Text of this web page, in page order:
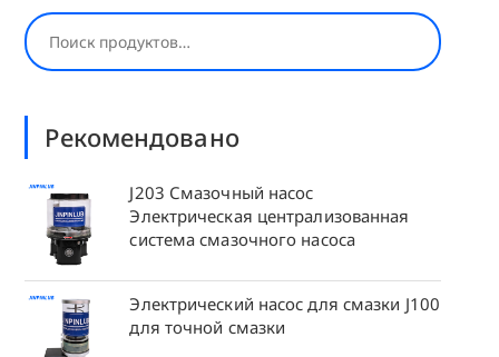
Поиск
Рекомендовано
J203 Смазочный насос
Электрическая централизованная
система смазочного насоса
Электрический насос для смазки J100
для точной смазки